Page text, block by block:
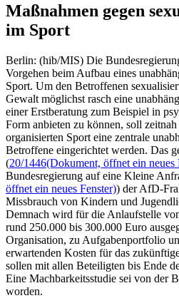
Maßnahmen gegen
im Sport
Berlin: (hib/MIS) Die
Vorgehen beim Aufbau eines
Sport. Um den Betroffenen
Gewalt möglichst rasch eine
einer Erstberatung zum Beispiel in
Form anbieten zu können, soll
organisierten Sport eine zentrale
Betroffene eingerichtet werden. Das
(20/1446(Dokument, öffnet ein neues
Bundesregierung auf eine Kleine
öffnet ein neues Fenster)) der AfD-
Missbrauch von Kindern und
Demnach wird für die Anlaufstelle
rund 250.000 bis 300.000 Euro
Organisation, zu Aufgabenportfolio
erwartenden Kosten für das
sollen mit allen Beteiligten bis Ende
Eine Machbarkeitsstudie sei von der
worden.